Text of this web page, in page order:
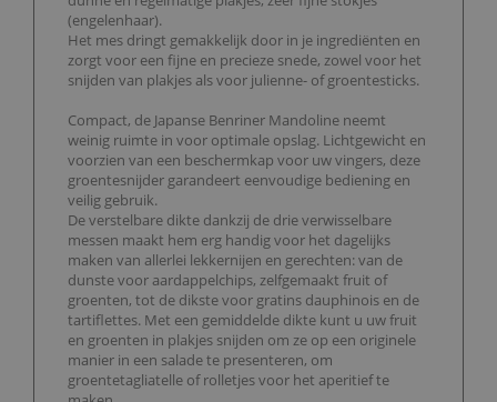
(engelenhaar).
Het mes dringt gemakkelijk door in je ingrediënten en
zorgt voor een fijne en precieze snede, zowel voor het
snijden van plakjes als voor julienne- of groentesticks.
Compact, de Japanse Benriner Mandoline neemt
weinig ruimte in voor optimale opslag. Lichtgewicht en
voorzien van een beschermkap voor uw vingers, deze
groentesnijder garandeert eenvoudige bediening en
veilig gebruik.
De verstelbare dikte dankzij de drie verwisselbare
messen maakt hem erg handig voor het dagelijks
maken van allerlei lekkernijen en gerechten: van de
dunste voor aardappelchips, zelfgemaakt fruit of
groenten, tot de dikste voor gratins dauphinois en de
tartiflettes. Met een gemiddelde dikte kunt u uw fruit
en groenten in plakjes snijden om ze op een originele
manier in een salade te presenteren, om
groentetagliatelle of rolletjes voor het aperitief te